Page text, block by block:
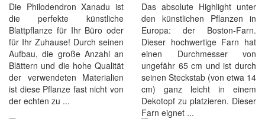
Die Philodendron Xanadu ist
die perfekte künstliche
Blattpflanze für Ihr Büro oder
für Ihr Zuhause! Durch seinen
Aufbau, die große Anzahl an
Blättern und die hohe Qualität
der verwendeten Materialien
ist diese Pflanze fast nicht von
der echten zu ...
Das absolute Highlight unter
den künstlichen Pflanzen in
Europa: der Boston-Farn.
Dieser hochwertige Farn hat
einen Durchmesser von
ungefähr 65 cm und ist durch
seinen Steckstab (von etwa 14
cm) ganz leicht in einem
Dekotopf zu platzieren. Dieser
Farn eignet ...